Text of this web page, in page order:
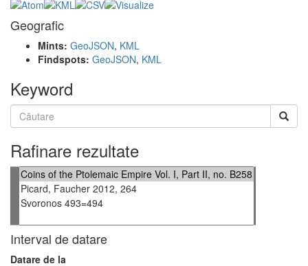
Geografic
Mints: GeoJSON, KML
Findspots: GeoJSON, KML
Keyword
Rafinare rezultate
Interval de datare
Datare de la